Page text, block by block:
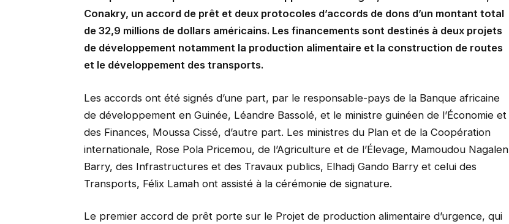
Conakry, un accord de prêt et deux protocoles d’accords de dons d’un montant total
de 32,9 millions de dollars américains. Les financements sont destinés à deux projets
de développement notamment la production alimentaire et la construction de routes
et le développement des transports.
Les accords ont été signés d’une part, par le responsable-pays de la Banque africaine
de développement en Guinée, Léandre Bassolé, et le ministre guinéen de l’Économie et
des Finances, Moussa Cissé, d’autre part. Les ministres du Plan et de la Coopération
internationale, Rose Pola Pricemou, de l’Agriculture et de l’Élevage, Mamoudou Nagalen
Barry, des Infrastructures et des Travaux publics, Elhadj Gando Barry et celui des
Transports, Félix Lamah ont assisté à la cérémonie de signature.
Le premier accord de prêt porte sur le Projet de production alimentaire d’urgence, qui